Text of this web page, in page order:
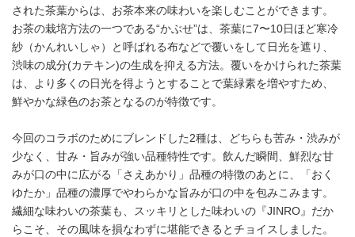
された茶葉からは、お茶本来の味わいを楽しむことができます。
お茶の栽培方法の一つである“かぶせ”は、茶葉に7〜10日ほど寒冷
紗（かんれいしゃ）と呼ばれる布などで覆いをして日光を遮り、
渋味の成分(カテキン)の生成を抑える方法。覆いをかけられた茶葉
は、より多くの日光を得ようとすることで葉緑素を増やすため、
鮮やかな緑色のお茶となるのが特徴です。
今回のコラボのためにブレンドした2種は、どちらも苦み・渋みが
少なく、甘み・旨みが強い品種特性です。飲んだ瞬間、鮮烈な甘
みが口の中に広がる「さえあかり」品種の特徴のあとに、「おく
ゆたか」品種の濃厚でやわらかな旨みが口の中を包みこみます。
繊細な味わいの茶葉も、スッキリとした味わいの『JINRO』だか
らこそ、その風味を損なわずに堪能できるとチョイスしました。